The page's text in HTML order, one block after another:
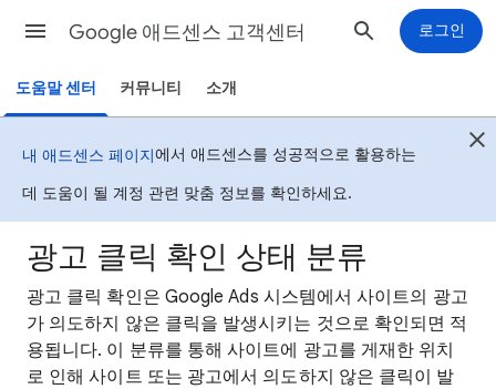
Google 애드센스 고객센터 로그인
도움말 센터 커뮤니티 소개
내 애드센스 페이지에서 애드센스를 성공적으로 활용하는
데 도움이 될 계정 관련 맞춤 정보를 확인하세요.
광고 클릭 확인 상태 분류
광고 클릭 확인은 Google Ads 시스템에서 사이트의 광고
가 의도하지 않은 클릭을 발생시키는 것으로 확인되면 적
용됩니다. 이 분류를 통해 사이트에 광고를 게재한 위치
로 인해 사이트 또는 광고에서 의도하지 않은 클릭이 발